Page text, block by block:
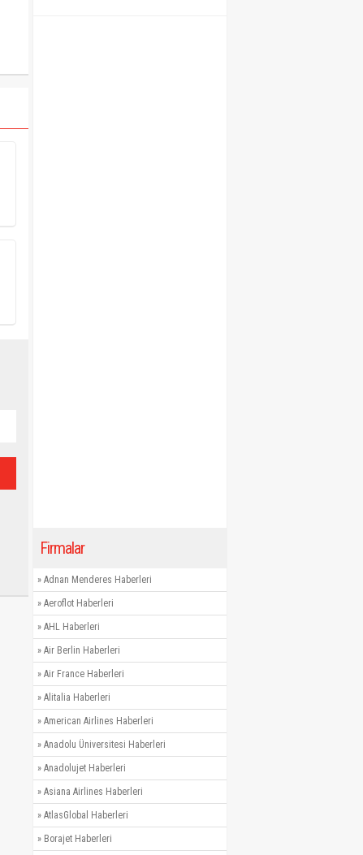
Firmalar
» Adnan Menderes Haberleri
» Aeroflot Haberleri
» AHL Haberleri
» Air Berlin Haberleri
» Air France Haberleri
» Alitalia Haberleri
» American Airlines Haberleri
» Anadolu Üniversitesi Haberleri
» Anadolujet Haberleri
» Asiana Airlines Haberleri
» AtlasGlobal Haberleri
» Borajet Haberleri